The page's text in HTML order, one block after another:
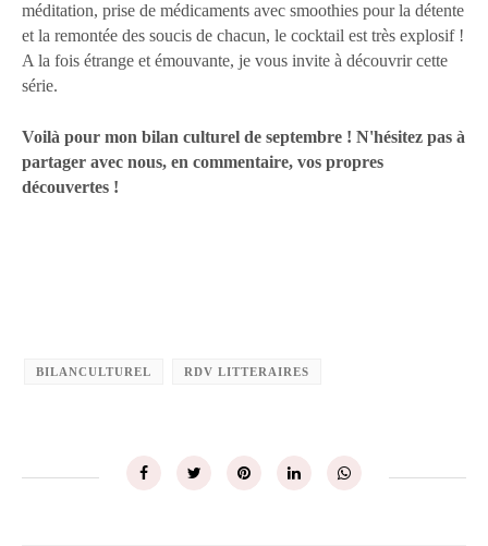
méditation, prise de médicaments avec smoothies pour la détente
et la remontée des soucis de chacun, le cocktail est très explosif !
A la fois étrange et émouvante, je vous invite à découvrir cette
série.
Voilà pour mon bilan culturel de septembre ! N'hésitez pas à
partager avec nous, en commentaire, vos propres
découvertes !
BILANCULTUREL RDV LITTERAIRES